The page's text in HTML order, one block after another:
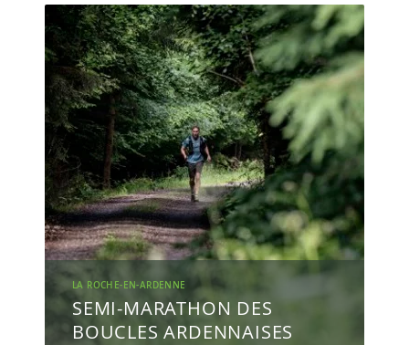
LA ROCHE-EN-ARDENNE
SEMI-MARATHON DES
BOUCLES ARDENNAISES